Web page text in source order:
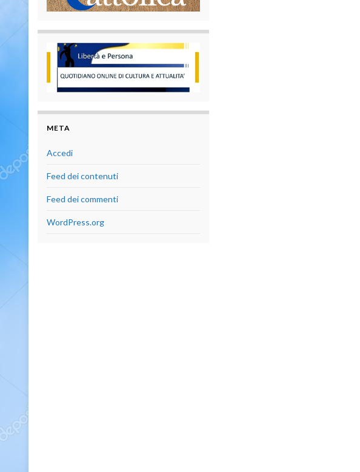
META
Accedi
Feed dei contenuti
Feed dei commenti
WordPress.org